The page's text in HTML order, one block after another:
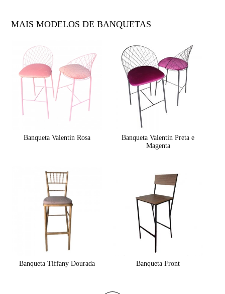
MAIS MODELOS DE BANQUETAS
Banqueta Valentin Rosa
Banqueta Valentin Preta e
Magenta
Banqueta Tiffany Dourada Banqueta Front